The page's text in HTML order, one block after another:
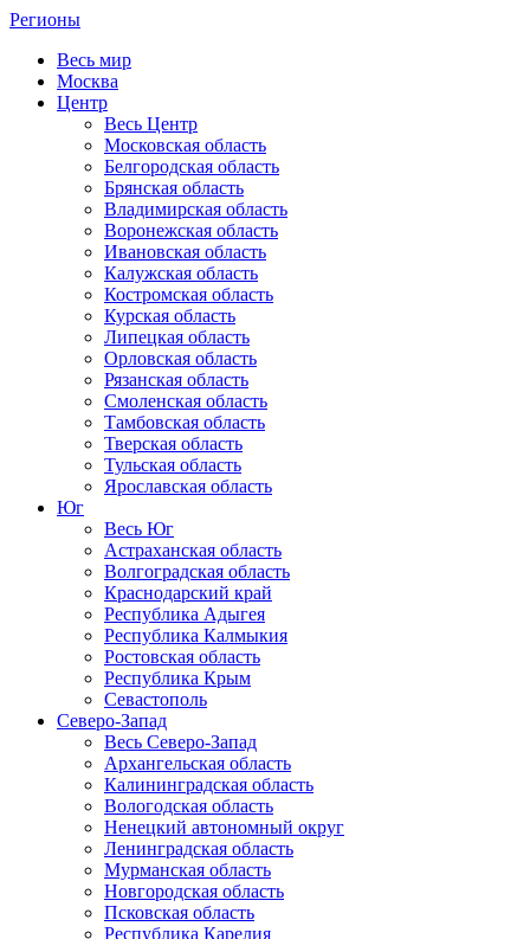
Регионы
Весь мир
Москва
Центр
Весь Центр
Московская область
Белгородская область
Брянская область
Владимирская область
Воронежская область
Ивановская область
Калужская область
Костромская область
Курская область
Липецкая область
Орловская область
Рязанская область
Смоленская область
Тамбовская область
Тверская область
Тульская область
Ярославская область
Юг
Весь Юг
Астраханская область
Волгоградская область
Краснодарский край
Республика Адыгея
Республика Калмыкия
Ростовская область
Республика Крым
Севастополь
Северо-Запад
Весь Северо-Запад
Архангельская область
Калининградская область
Вологодская область
Ненецкий автономный округ
Ленинградская область
Мурманская область
Новгородская область
Псковская область
Республика Карелия